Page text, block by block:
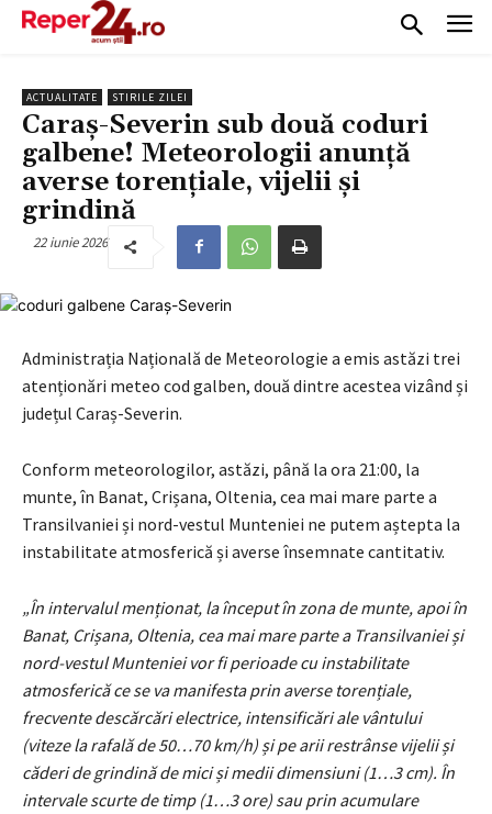
ACTUALITATE STIRILE ZILEI
Caraș-Severin sub două coduri
galbene! Meteorologii anunță
averse torențiale, vijelii și
grindină
22 iunie 2026
Administrația Națională de Meteorologie a emis astăzi trei
atenționări meteo cod galben, două dintre acestea vizând și
județul Caraș-Severin.
Conform meteorologilor, astăzi, până la ora 21:00, la
munte, în Banat, Crișana, Oltenia, cea mai mare parte a
Transilvaniei și nord-vestul Munteniei ne putem aștepta la
instabilitate atmosferică și averse însemnate cantitativ.
„În intervalul menționat, la început în zona de munte, apoi în
Banat, Crișana, Oltenia, cea mai mare parte a Transilvaniei și
nord-vestul Munteniei vor fi perioade cu instabilitate
atmosferică ce se va manifesta prin averse torențiale,
frecvente descărcări electrice, intensificări ale vântului
(viteze la rafală de 50…70 km/h) și pe arii restrânse vijelii și
căderi de grindină de mici și medii dimensiuni (1…3 cm). În
intervale scurte de timp (1…3 ore) sau prin acumulare